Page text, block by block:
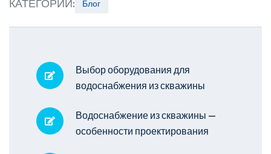
КАТЕГОРИИ: Блог
Выбор оборудования для
водоснабжения из скважины
Водоснабжение из скважины —
особенности проектирования